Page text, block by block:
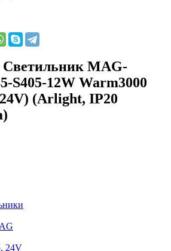
Светильник MAG-
S405-12W Warm3000
(Arlight, IP20
24V